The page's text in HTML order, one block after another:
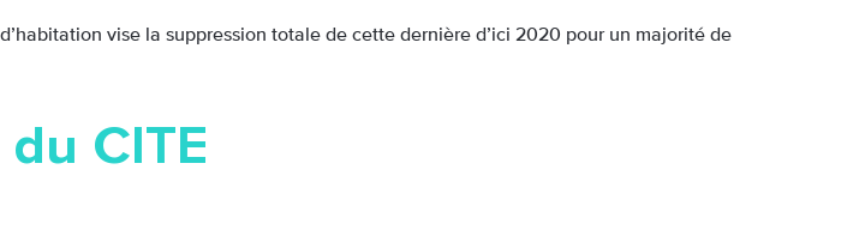
vise la suppression totale de cette dernière d’ici 2020 pour un majorité de
CITE